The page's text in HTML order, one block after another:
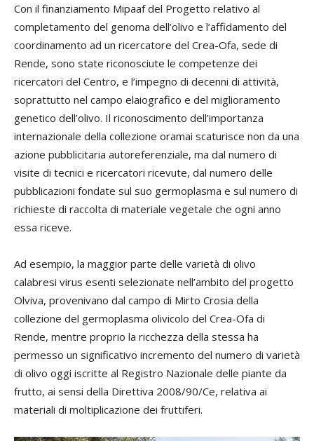
Con il finanziamento Mipaaf del Progetto relativo al
completamento del genoma dell’olivo e l’affidamento del
coordinamento ad un ricercatore del Crea-Ofa, sede di
Rende, sono state riconosciute le competenze dei
ricercatori del Centro, e l’impegno di decenni di attività,
soprattutto nel campo elaiografico e del miglioramento
genetico dell’olivo. Il riconoscimento dell’importanza
internazionale della collezione oramai scaturisce non da una
azione pubblicitaria autoreferenziale, ma dal numero di
visite di tecnici e ricercatori ricevute, dal numero delle
pubblicazioni fondate sul suo germoplasma e sul numero di
richieste di raccolta di materiale vegetale che ogni anno
essa riceve.
Ad esempio, la maggior parte delle varietà di olivo
calabresi virus esenti selezionate nell’ambito del progetto
Olviva, provenivano dal campo di Mirto Crosia della
collezione del germoplasma olivicolo del Crea-Ofa di
Rende, mentre proprio la ricchezza della stessa ha
permesso un significativo incremento del numero di varietà
di olivo oggi iscritte al Registro Nazionale delle piante da
frutto, ai sensi della Direttiva 2008/90/Ce, relativa ai
materiali di moltiplicazione dei fruttiferi.